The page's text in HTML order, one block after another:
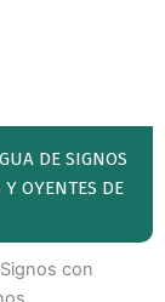
DE SIGNOS
OYENTES DE